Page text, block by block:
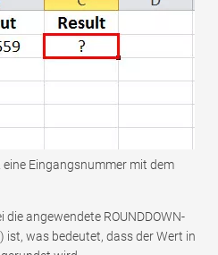
eine Eingangsnummer mit dem
die angewendete ROUNDDOWN-
ist, was bedeutet, dass der Wert in